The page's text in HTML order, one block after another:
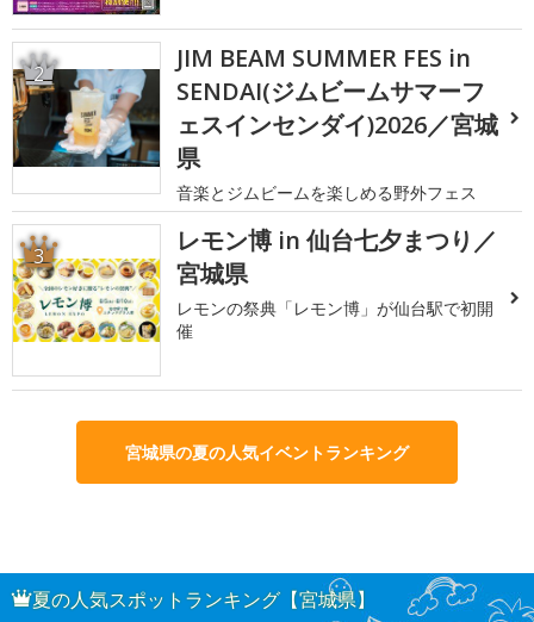
2
JIM BEAM SUMMER FES in
SENDAI(ジムビームサマーフ
ェスインセンダイ)2026／宮城
県
音楽とジムビームを楽しめる野外フェス
3
レモン博 in 仙台七夕まつり／
宮城県
レモンの祭典「レモン博」が仙台駅で初開
催
宮城県の夏の人気イベントランキング
夏の人気スポットランキング【宮城県】